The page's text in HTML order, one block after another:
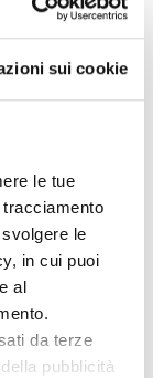
sui cookie
le tue
le
in cui puoi
al
da terze
pubblicità